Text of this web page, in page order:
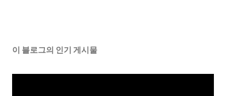
이 블로그의 인기 게시물